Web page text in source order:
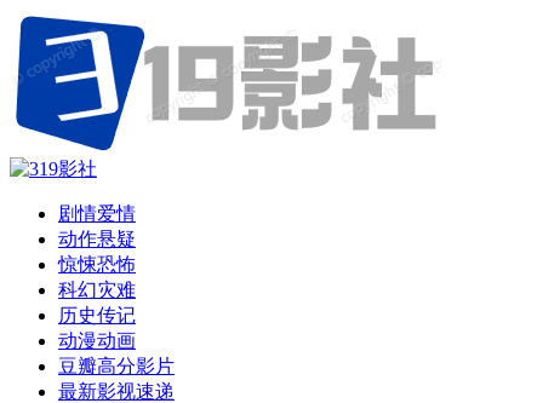
剧情爱情
动作悬疑
惊悚恐怖
科幻灾难
历史传记
动漫动画
豆瓣高分影片
最新影视速递